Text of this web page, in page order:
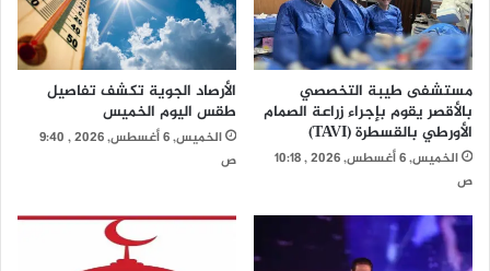
مستشفى طيبة التخصصي
بالأقصر يقوم بإجراء زراعة الصمام
الأورطي بالقسطرة (TAVI)
الخميس, 6 أغسطس, 2026 , 10:18
ص
الأرصاد الجوية تكشف تفاصيل
طقس اليوم الخميس
الخميس, 6 أغسطس, 2026 , 9:40
ص